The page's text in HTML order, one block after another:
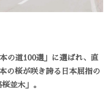
の道100選」に選ばれ、直
の桜が咲き誇る日本屈指の
並木」。